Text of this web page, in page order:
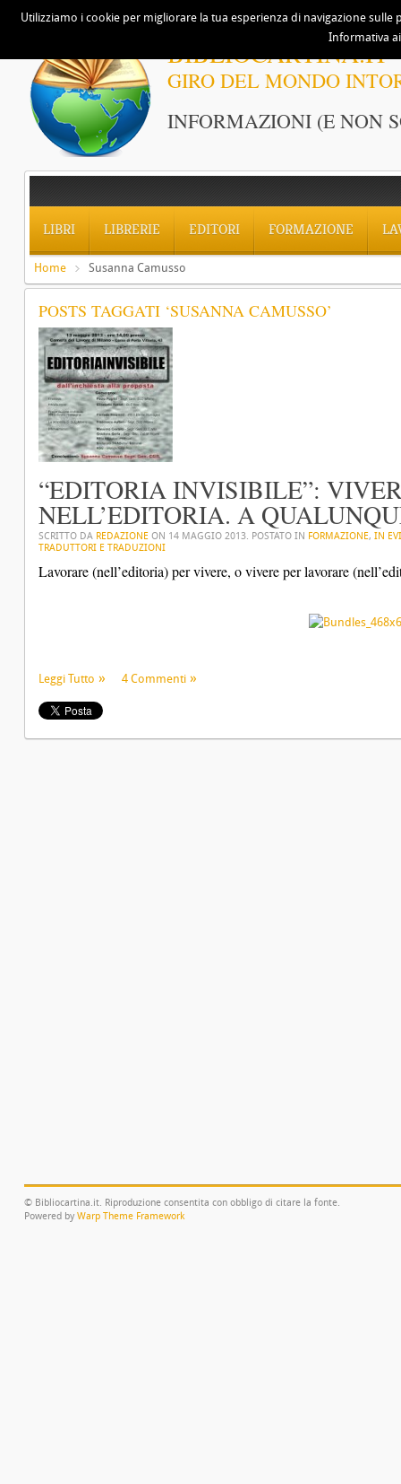
BIBLIOCARTINA.IT
GIRO DEL MONDO
INFORMAZIONI (E NON
LIBRI LIBRERIE EDITORI FORMAZIONE
Home Susanna Camusso
POSTS TAGGATI ‘SUSANNA CAMUSSO’
“EDITORIA INVISIBILE”:
NELL’EDITORIA. A
SCRITTO DA REDAZIONE ON 14 MAGGIO 2013. POSTATO IN FORMAZIONE, IN
TRADUTTORI E TRADUZIONI
Lavorare (nell’editoria) per vivere, o vivere per lavorare
Leggi Tutto 4 Commenti
© Bibliocartina.it. Riproduzione consentita con obbligo di citare la fonte.
Powered by Warp Theme Framework
Utilizziamo i cookie per migliorare la tua esperienza di navigazione
Informativa ai